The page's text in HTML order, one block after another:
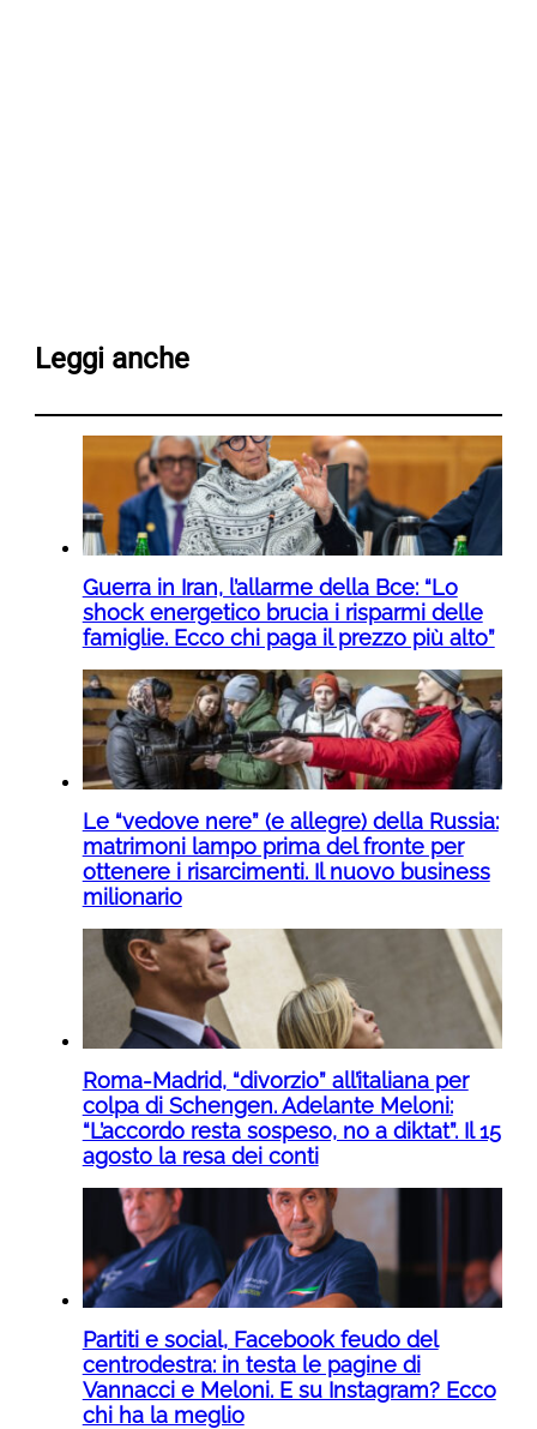
Leggi anche
Guerra in Iran, l’allarme della Bce: “Lo
shock energetico brucia i risparmi delle
famiglie. Ecco chi paga il prezzo più alto”
Le “vedove nere” (e allegre) della Russia:
matrimoni lampo prima del fronte per
ottenere i risarcimenti. Il nuovo business
milionario
Roma-Madrid, “divorzio” all’italiana per
colpa di Schengen. Adelante Meloni:
“L’accordo resta sospeso, no a diktat”. Il 15
agosto la resa dei conti
Partiti e social, Facebook feudo del
centrodestra: in testa le pagine di
Vannacci e Meloni. E su Instagram? Ecco
chi ha la meglio